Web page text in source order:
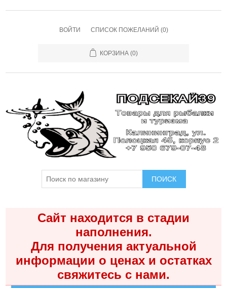
ВОЙТИ СПИСОК ПОЖЕЛАНИЙ (0)
КОРЗИНА (0)
ПОИСК
Сайт находится в стадии
наполнения.
Для получения актуальной
информации о ценах и остатках
свяжитесь с нами.